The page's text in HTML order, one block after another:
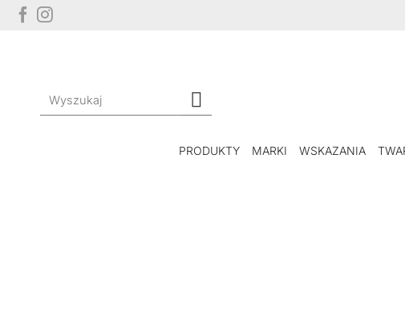
Przewiń
Szukaj:
PRODUKTY MARKI WSKAZANIA